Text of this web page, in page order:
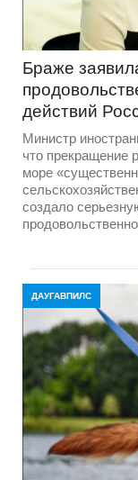
Браже
действий
Министр
что прекращение
море
создало
ДАУГАВПИЛС